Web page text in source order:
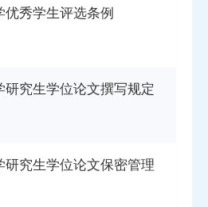
秀学生评选条例
研究生学位论文撰写规定
研究生学位论文保密管理